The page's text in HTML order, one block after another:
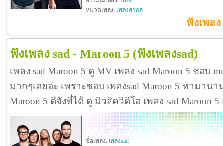
หมวดเพลง: เพลงสากล
ฟังเพล
ฟังเพลง sad - Maroon 5 (ฟังเพลงsad)
เพลง sad Maroon 5 ดู MV เพลง sad Maroon 5 ชอบ
มากๆเลยอ่ะ เพราะชอบ เพลงsad Maroon 5 หามานา
Maroon 5 ดีจังที่ได้ ดู มิวสิควิดีโอ เพลง sad Maroon
ชื่อเพลง: เพลงsad